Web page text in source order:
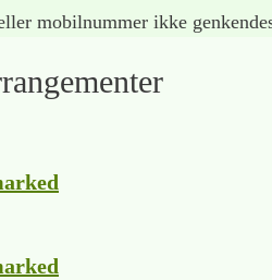
mobilnummer ikke